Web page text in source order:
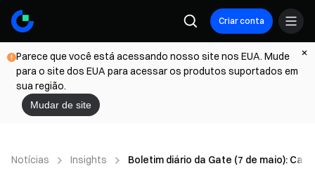
Criar conta
Parece que você está acessando nosso site nos EUA. Mude
para o site dos EUA para acessar os produtos suportados em
sua região.
Mudar de site
Notícias Insights Boletim diário da Gate (7 de maio):